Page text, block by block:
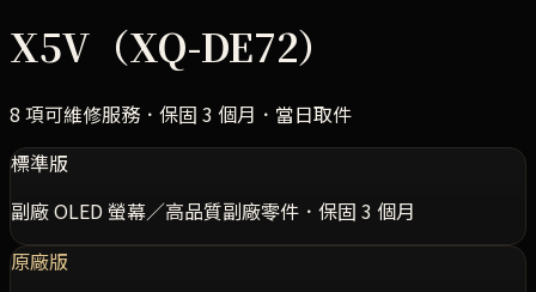
X5V（XQ-DE72）
8 項可維修服務．保固 3 個月．當日取件
標準版
副廠 OLED 螢幕／高品質副廠零件．保固 3 個月
原廠版